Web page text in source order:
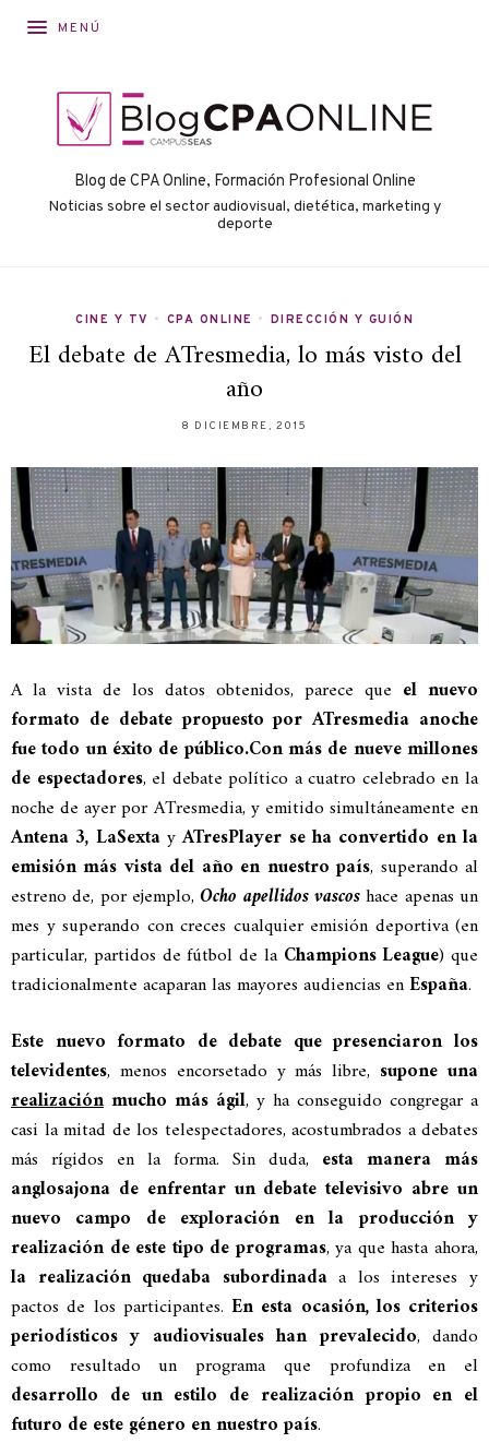
MENÚ
Blog de CPA Online, Formación Profesional Online
Noticias sobre el sector audiovisual, dietética, marketing y
deporte
CINE Y TV • CPA ONLINE • DIRECCIÓN Y GUIÓN
El debate de ATresmedia, lo más visto del
año
8 DICIEMBRE, 2015
A la vista de los datos obtenidos, parece que el nuevo
formato de debate propuesto por ATresmedia anoche
fue todo un éxito de público.Con más de nueve millones
de espectadores, el debate político a cuatro celebrado en la
noche de ayer por ATresmedia, y emitido simultáneamente en
Antena 3, LaSexta yATresPlayer se ha convertido en la
emisión más vista del año en nuestro país, superando al
estreno de, por ejemplo,Ocho apellidos vascoshace apenas un
mes y superando con creces cualquier emisión deportiva (en
particular, partidos de fútbol de la Champions League) que
tradicionalmente acaparan las mayores audiencias enEspaña.
Este nuevo formato de debate que presenciaron los
televidentes, menos encorsetado y más libre, supone una
realizaciónmucho más ágil, y ha conseguido congregar a
casi la mitad de los telespectadores, acostumbrados a debates
más rígidos en la forma. Sin duda, esta manera más
anglosajona de enfrentar un debate televisivo abre un
nuevo campo de exploración en la producción y
realización de este tipo de programas, ya que hasta ahora,
la realización quedaba subordinadaa los intereses y
pactos de los participantes. En esta ocasión, los criterios
periodísticos y audiovisuales han prevalecido, dando
como resultado un programa que profundiza en el
desarrollo de un estilo de realización propio en el
futuro de este género en nuestro país.